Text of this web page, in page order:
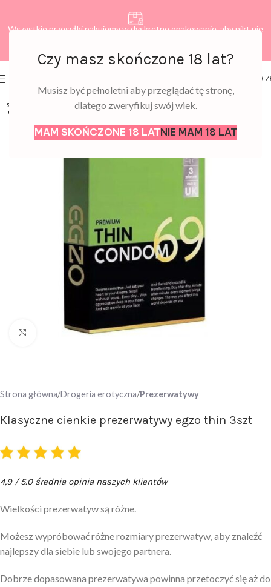
Czy masz skończone 18 lat?
Musisz być pełnoletni aby przeglądać tę stronę,
dlatego zweryfikuj swój wiek.
MAM SKOŃCZONE 18 LATNIE MAM 18 LAT
Wszystkie przesyłki pakujemy w dyskretne opakowanie, aby nikt nie
0,00
SOLD
OUT
Click to enlarge
Strona główna Drogeria erotyczna Prezerwatywy
Klasyczne cienkie prezerwatywy egzo thin 3szt
4,9 / 5.0 średnia opinia naszych klientów
Wielkości prezerwatyw są różne.
Możesz wypróbować różne rozmiary prezerwatyw, aby znaleźć
najlepszy dla siebie lub swojego partnera.
Dobrze dopasowana prezerwatywa powinna przetoczyć się aż do